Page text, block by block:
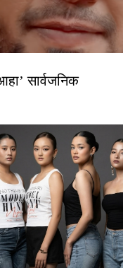
सार्वजनिक